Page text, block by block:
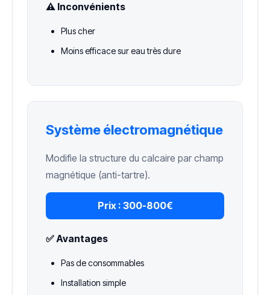
⚠️ Inconvénients
Plus cher
Moins efficace sur eau très dure
Système électromagnétique
Modifie la structure du calcaire par champ
magnétique (anti-tartre).
Prix : 300-800€
✅ Avantages
Pas de consommables
Installation simple